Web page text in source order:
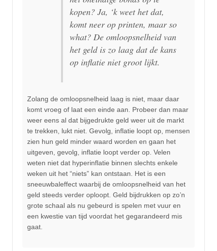
kopen? Ja, ‘k weet het dat,
komt neer op printen, maar so
what? De omloopsnelheid van
het geld is zo laag dat de kans
op inflatie niet groot lijkt.
Zolang de omloopsnelheid laag is niet, maar daar
komt vroeg of laat een einde aan. Probeer dan maar
weer eens al dat bijgedrukte geld weer uit de markt
te trekken, lukt niet. Gevolg, inflatie loopt op, mensen
zien hun geld minder waard worden en gaan het
uitgeven, gevolg, inflatie loopt verder op. Velen
weten niet dat hyperinflatie binnen slechts enkele
weken uit het “niets” kan ontstaan. Het is een
sneeuwbaleffect waarbij de omloopsnelheid van het
geld steeds verder oploopt. Geld bijdrukken op zo’n
grote schaal als nu gebeurd is spelen met vuur en
een kwestie van tijd voordat het gegarandeerd mis
gaat.